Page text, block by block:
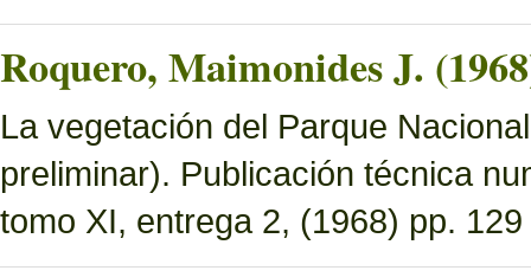
Roquero, Maimonides J.
La vegetación del Parque
preliminar). Publicación técnica
tomo XI, entrega 2, (1968) pp.